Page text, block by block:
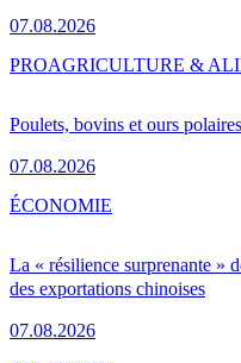
07.08.2026
Poulets, bovins et ours
07.08.2026
PROAGRICULTURE &
La « résilience surprenante »
des exportations chinoises
07.08.2026
ÉCONOMIE